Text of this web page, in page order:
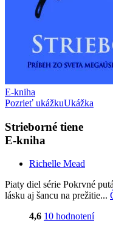
E-kniha
Pozrieť ukážkuUkážka
Strieborné tiene
E-kniha
Richelle Mead
Piaty diel série Pokrvné
lásku aj šancu na prežitie...
4,6 10 hodnotení